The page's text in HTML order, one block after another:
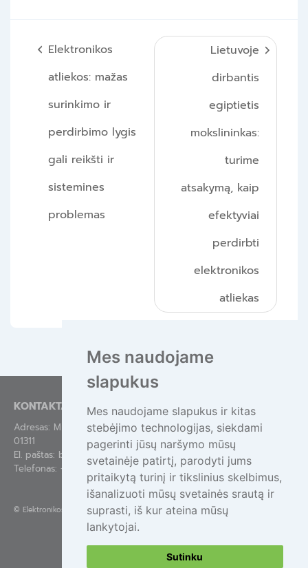
Mes naudojame
slapukus
Mes naudojame slapukus ir kitas
stebėjimo technologijas, siekdami
pagerinti jūsų naršymo mūsų
svetainėje patirtį, parodyti jums
pritaikytą turinį ir tikslinius skelbimus,
išanalizuoti mūsų svetainės srautą ir
suprasti, iš kur ateina mūsų
lankytojai.
Sutinku
Navigacija
tarp
įrašų
Elektronikos
atliekos: mažas
surinkimo ir
perdirbimo lygis
gali reikšti ir
sistemines
problemas
Lietuvoje
dirbantis
egiptietis
mokslininkas:
turime
atsakymą, kaip
efektyviai
perdirbti
elektronikos
atliekas
KONTAKTAI
Adresas: Mindaugo g. 44-84, Vilnius LT-
01311
El. paštas: bendras@epa.lt
Telefonas: +370 695 55111
© Elektronikos atliekų tvarkymas